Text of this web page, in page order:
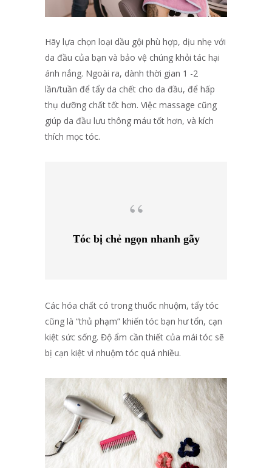
Hãy lựa chọn loại dầu gội phù hợp, dịu nhẹ với
da đầu của bạn và bảo vệ chúng khỏi tác hại
ánh nắng. Ngoài ra, dành thời gian 1 -2
lần/tuần để tẩy da chết cho da đầu, để hấp
thụ dưỡng chất tốt hơn. Việc massage cũng
giúp da đầu lưu thông máu tốt hơn, và kích
thích mọc tóc.
Tóc bị chẻ ngọn nhanh gãy
Các hóa chất có trong thuốc nhuộm, tẩy tóc
cũng là “thủ phạm” khiến tóc bạn hư tổn, cạn
kiệt sức sống. Độ ẩm cần thiết của mái tóc sẽ
bị cạn kiệt vì nhuộm tóc quá nhiều.